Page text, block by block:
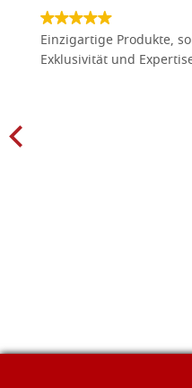
Einzigartige Produkte,
Exklusivität und